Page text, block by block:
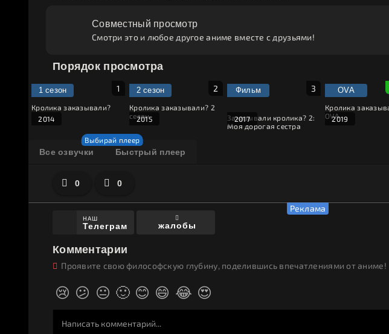
Совместный просмотр
Смотри это и любое другое аниме вместе с друзьями!
Порядок просмотра
1 сезон
2014
Кролика заказывали?
2 сезон
2015
Кролика заказывали? 2
сезон
Фильм
2017
Заказывали кролика? 2:
Моя дорогая сестра
OVA
2019
Кролика
OVA
Все озвучки Быстрый плеер
0 0
НАШ
Телеграм жалобы
Комментарии
Проявите свою философскую глубину, поделившись впечатлениями от аниме!
😢 😕 😐 🙂 😊 😄 😂 😍